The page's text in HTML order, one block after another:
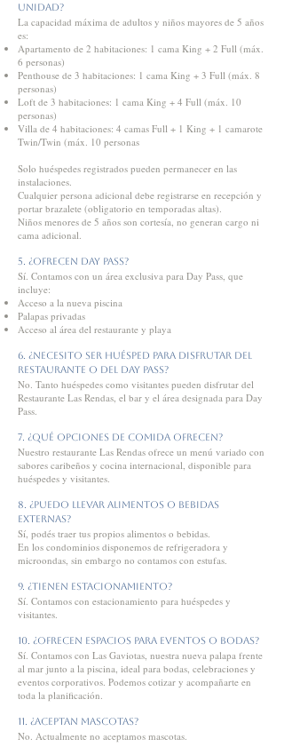
unidad?
La capacidad máxima de adultos y niños mayores de 5 años
es:
Apartamento de 2 habitaciones: 1 cama King + 2 Full (máx.
6 personas)
Penthouse de 3 habitaciones: 1 cama King + 3 Full (máx. 8
personas)
Loft de 3 habitaciones: 1 cama King + 4 Full (máx. 10
personas)
Villa de 4 habitaciones: 4 camas Full + 1 King + 1 camarote
Twin/Twin (máx. 10 personas
Solo huéspedes registrados pueden permanecer en las
instalaciones.
Cualquier persona adicional debe registrarse en recepción y
portar brazalete (obligatorio en temporadas altas).
Niños menores de 5 años son cortesía, no generan cargo ni
cama adicional.
5. ¿Ofrecen Day Pass?
Sí. Contamos con un área exclusiva para Day Pass, que
incluye:
Acceso a la nueva piscina
Palapas privadas
Acceso al área del restaurante y playa
6. ¿Necesito ser huésped para disfrutar del
restaurante o del Day Pass?
No. Tanto huéspedes como visitantes pueden disfrutar del
Restaurante Las Rendas, el bar y el área designada para Day
Pass.
7. ¿Qué opciones de comida ofrecen?
Nuestro restaurante Las Rendas ofrece un menú variado con
sabores caribeños y cocina internacional, disponible para
huéspedes y visitantes.
8. ¿Puedo llevar alimentos o bebidas
externas?
Sí, podés traer tus propios alimentos o bebidas.
En los condominios disponemos de refrigeradora y
microondas, sin embargo no contamos con estufas.
9. ¿Tienen estacionamiento?
Sí. Contamos con estacionamiento para huéspedes y
visitantes.
10. ¿Ofrecen espacios para eventos o bodas?
Sí. Contamos con Las Gaviotas, nuestra nueva palapa frente
al mar junto a la piscina, ideal para bodas, celebraciones y
eventos corporativos. Podemos cotizar y acompañarte en
toda la planificación.
11. ¿Aceptan mascotas?
No. Actualmente no aceptamos mascotas.